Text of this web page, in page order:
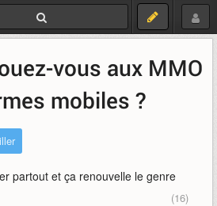
vous aux MMO
mobiles ?
partout et ça renouvelle le genre
(16)